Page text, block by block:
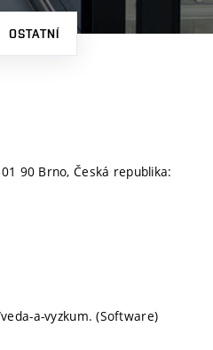
OSTATNÍ
90 Brno, Česká republika:
a-vyzkum. (Software)